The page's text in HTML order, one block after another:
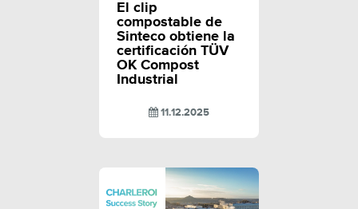
El clip
compostable de
Sinteco obtiene la
certificación TÜV
OK Compost
Industrial
11.12.2025